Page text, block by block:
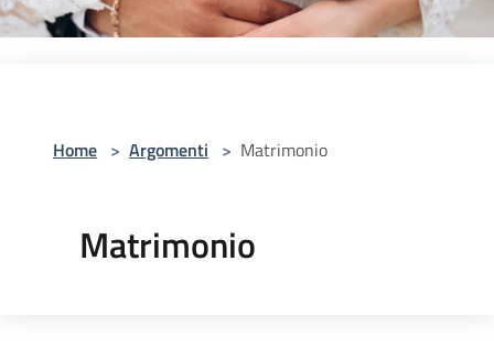
Home > Argomenti > Matrimonio
Matrimonio